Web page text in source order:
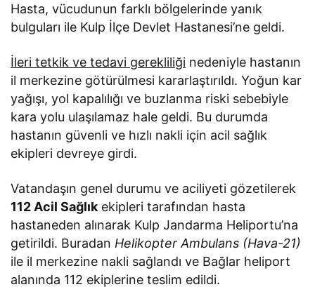
Hasta, vücudunun farklı bölgelerinde yanık
bulguları ile Kulp İlçe Devlet Hastanesi’ne geldi.
İleri tetkik ve tedavi gerekliliği nedeniyle hastanın
il merkezine götürülmesi kararlaştırıldı. Yoğun kar
yağışı, yol kapalılığı ve buzlanma riski sebebiyle
kara yolu ulaşılamaz hale geldi. Bu durumda
hastanın güvenli ve hızlı nakli için acil sağlık
ekipleri devreye girdi.
Vatandaşın genel durumu ve aciliyeti gözetilerek
112 Acil Sağlık ekipleri tarafından hasta
hastaneden alınarak Kulp Jandarma Heliportu’na
getirildi. Buradan Helikopter Ambulans (Hava-21)
ile il merkezine nakli sağlandı ve Bağlar heliport
alanında 112 ekiplerine teslim edildi.